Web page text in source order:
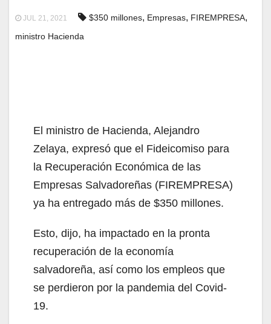
JUL 21, 2021 $350 millones, Empresas, FIREMPRESA,
ministro Hacienda
El ministro de Hacienda, Alejandro
Zelaya, expresó que el Fideicomiso para
la Recuperación Económica de las
Empresas Salvadoreñas (FIREMPRESA)
ya ha entregado más de $350 millones.
Esto, dijo, ha impactado en la pronta
recuperación de la economía
salvadoreña, así como los empleos que
se perdieron por la pandemia del Covid-
19.